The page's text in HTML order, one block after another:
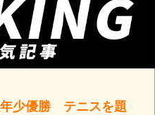
少優勝 テニスを題